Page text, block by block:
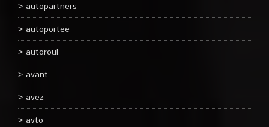
autopartners
autoportee
autoroul
avant
avez
avto